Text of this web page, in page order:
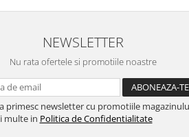
NEWSLETTER
Nu rata ofertele si promotiile noastre
primesc newsletter cu promotiile
multe in Politica de Confidentialitate